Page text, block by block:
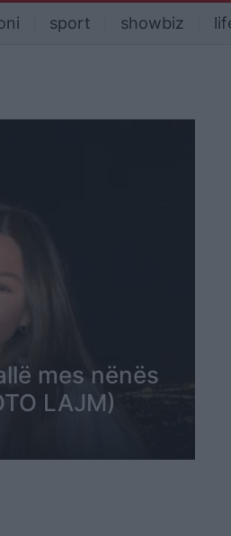
sport showbiz
mes nënës
LAJM)